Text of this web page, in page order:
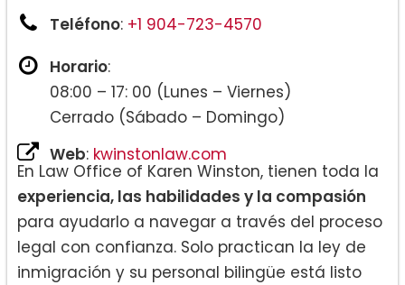
Teléfono: +1 904-723-4570
Horario:
08:00 – 17: 00 (Lunes – Viernes)
Cerrado (Sábado – Domingo)
Web: kwinstonlaw.com
En Law Office of Karen Winston, tienen toda la
experiencia, las habilidades y la compasión
para ayudarlo a navegar a través del proceso
legal con confianza. Solo practican la ley de
inmigración y su personal bilingüe está listo